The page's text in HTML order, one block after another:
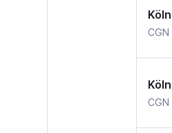
Köln
CGN
Köln
CGN